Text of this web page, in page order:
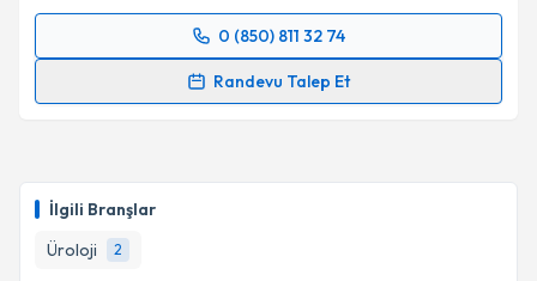
İlgili Branşlar
Üroloji
2
0 (850) 811 32 74
Randevu Talep Et
Randevu Takvimi Talebi
E-posta Adresiniz